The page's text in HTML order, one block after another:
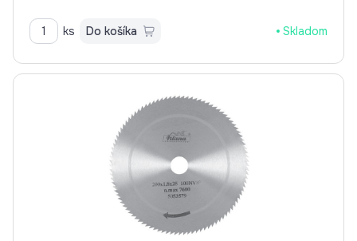
ks Do košíka Skladom